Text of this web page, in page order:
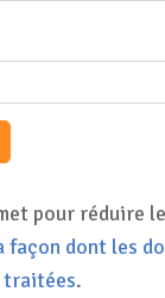
pour réduire
façon dont les
traitées.